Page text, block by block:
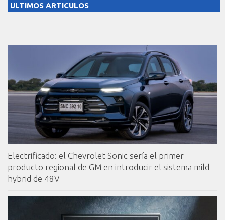
ULTIMOS ARTICULOS
Electrificado: el Chevrolet Sonic sería el primer
producto regional de GM en introducir el sistema mild-
hybrid de 48V